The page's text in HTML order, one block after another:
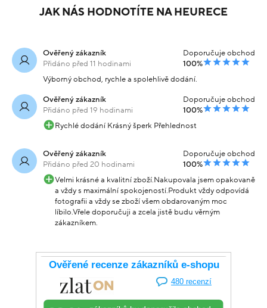
JAK NÁS HODNOTÍTE NA HEURECE
Ověřený zákazník
Přidáno před 11 hodinami
Doporučuje obchod
100%
Výborný obchod, rychle a spolehlivě dodání.
Ověřený zákazník
Přidáno před 19 hodinami
Doporučuje obchod
100%
Rychlé dodání Krásný šperk Přehlednost
Ověřený zákazník
Přidáno před 20 hodinami
Doporučuje obchod
100%
Velmi krásné a kvalitní zboží.Nakupovala jsem opakovaně
a vždy s maximální spokojeností.Produkt vždy odpovídá
fotografii a vždy se zboží všem obdarovaným moc
líbilo.Vřele doporučuji a zcela jistě budu věrným
zákazníkem.